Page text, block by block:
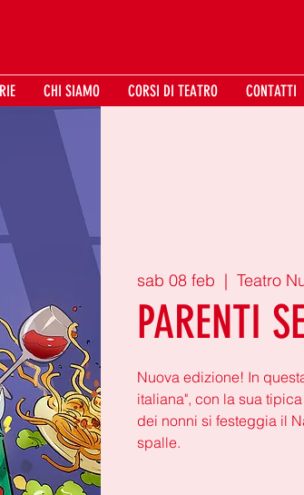
CHI SIAMO CORSI DI TEATRO CONTATTI
sab 08 feb
  |
Teatro
PARENTI
Nuova edizione! In
italiana", con la sua
dei nonni si festeggia il
spalle.